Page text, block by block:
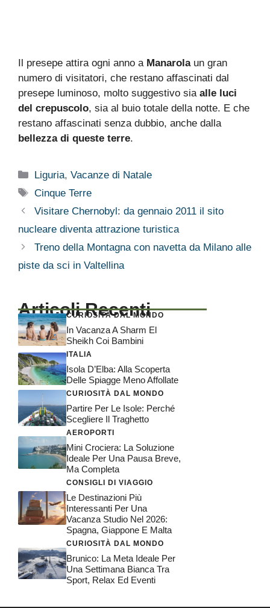
Il presepe attira ogni anno a Manarolaun gran
numero di visitatori, che restano affascinati dal
presepe luminoso, molto suggestivo sia alle luci
del crepuscolo, sia al buio totale della notte. E che
restano affascinati senza dubbio, anche dalla
bellezza di queste terre.
Categorie
Liguria,Vacanze di Natale
Tag
Cinque Terre
Visitare Chernobyl: da gennaio 2011 il sito
nucleare diventa attrazione turistica
Treno della Montagna con navetta da Milano alle
piste da sci in Valtellina
Articoli Recenti
CURIOSITÀ DAL MONDO
In Vacanza A Sharm El
Sheikh Coi Bambini
ITALIA
Isola D’Elba: Alla Scoperta
Delle Spiagge Meno Affollate
CURIOSITÀ DAL MONDO
Partire Per Le Isole: Perché
Scegliere Il Traghetto
AEROPORTI
Mini Crociera: La Soluzione
Ideale Per Una Pausa Breve,
Ma Completa
CONSIGLI DI VIAGGIO
Le Destinazioni Più
Interessanti Per Una
Vacanza Studio Nel 2026:
Spagna, Giappone E Malta
CURIOSITÀ DAL MONDO
Brunico: La Meta Ideale Per
Una Settimana Bianca Tra
Sport, Relax Ed Eventi